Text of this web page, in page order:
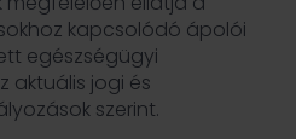
kapcsolódó ápolói
egészségügyi
aktuális jogi és
szerint.